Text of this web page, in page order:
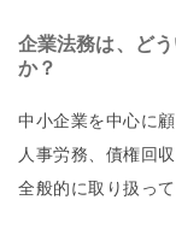
企業法務は、ど
か？
中小企業を中心に
人事労務、債権回
全般的に取り扱って